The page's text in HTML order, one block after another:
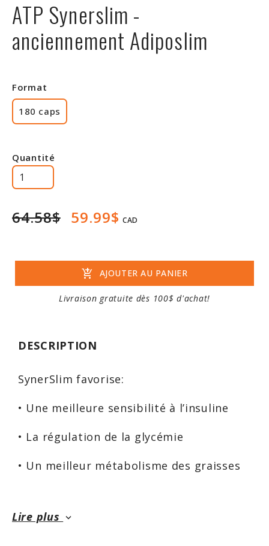
ATP Synerslim -
anciennement Adiposlim
Format
180 caps
Quantité
64.58$ 59.99$ CAD
add_shopping_cart AJOUTER AU PANIER
Livraison gratuite dès 100$ d'achat!
DESCRIPTION
SynerSlim favorise:
• Une meilleure sensibilité à l’insuline
• La régulation de la glycémie
• Un meilleur métabolisme des graisses
Lire plus keyboard_arrow_down
Rabais